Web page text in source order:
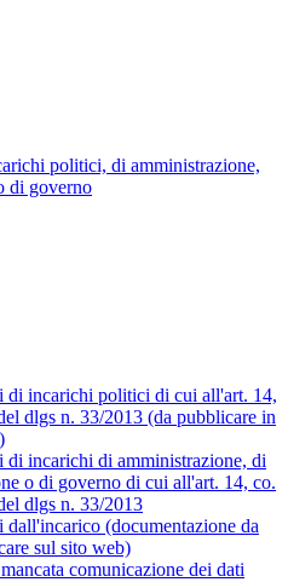
politici, di amministrazione,
di governo
di incarichi politici di cui all'art. 14,
dlgs n. 33/2013 (da pubblicare in
di incarichi di amministrazione, di
o di governo di cui all'art. 14, co.
dlgs n. 33/2013
dall'incarico (documentazione da
sul sito web)
comunicazione dei dati